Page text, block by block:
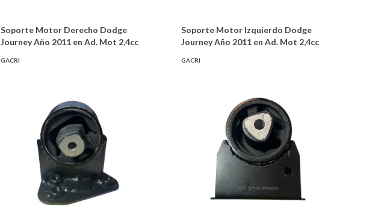
Soporte Motor Derecho Dodge
Journey Año 2011 en Ad. Mot 2,4cc
GACRI
Soporte Motor Izquierdo Dodge
Journey Año 2011 en Ad. Mot 2,4cc
GACRI